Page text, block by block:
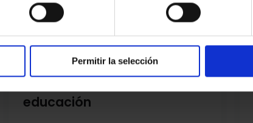
Permitir la selección
La revolución de la
educación